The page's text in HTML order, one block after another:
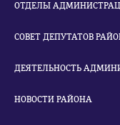
ОТДЕЛЫ
СОВЕТ ДЕПУТАТОВ
ДЕЯТЕЛЬНОСТЬ
НОВОСТИ РАЙОНА